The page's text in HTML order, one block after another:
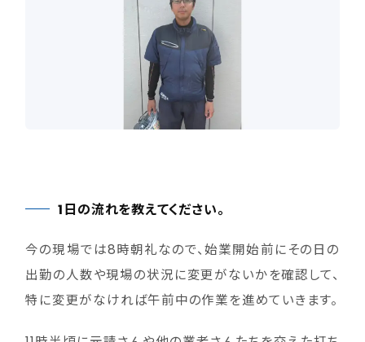
1日の流れを教えてください。
今の現場では8時朝礼なので、始業開始前にその日の
出勤の人数や現場の状況に変更がないかを確認して、
特に変更がなければ午前中の作業を進めていきます。